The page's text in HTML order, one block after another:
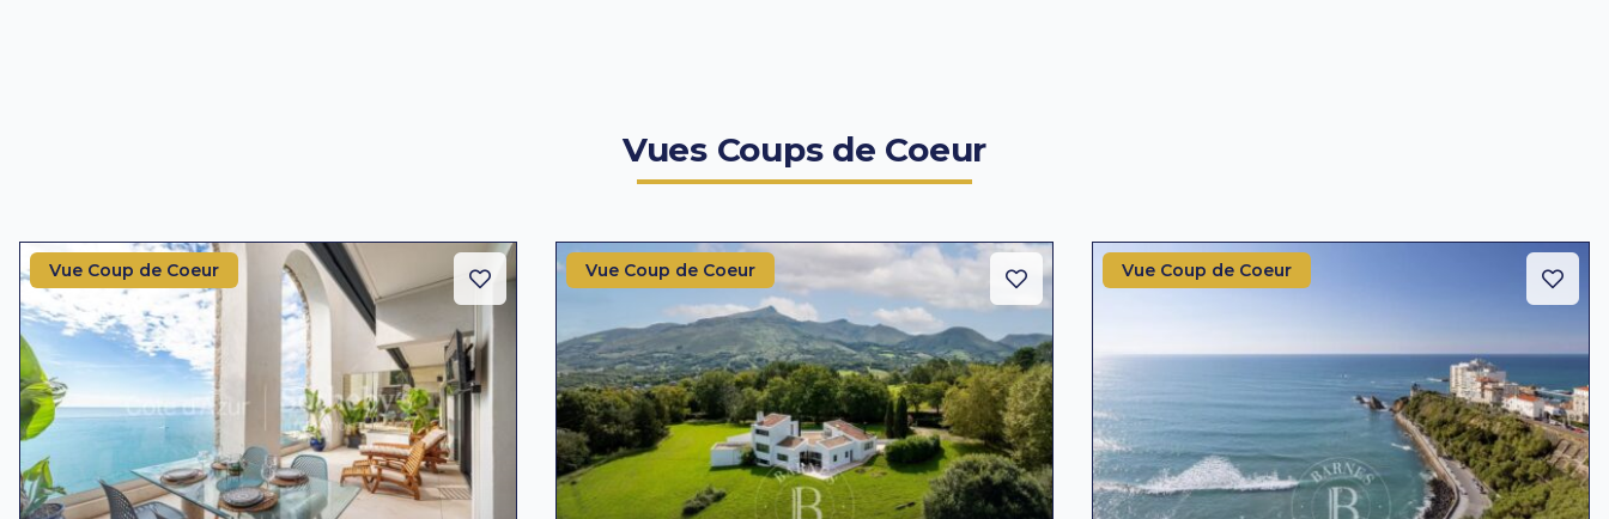
Vues Coups de Coeur
Vue Coup de Coeur Vue Coup de Coeur Vue Coup de Coeur